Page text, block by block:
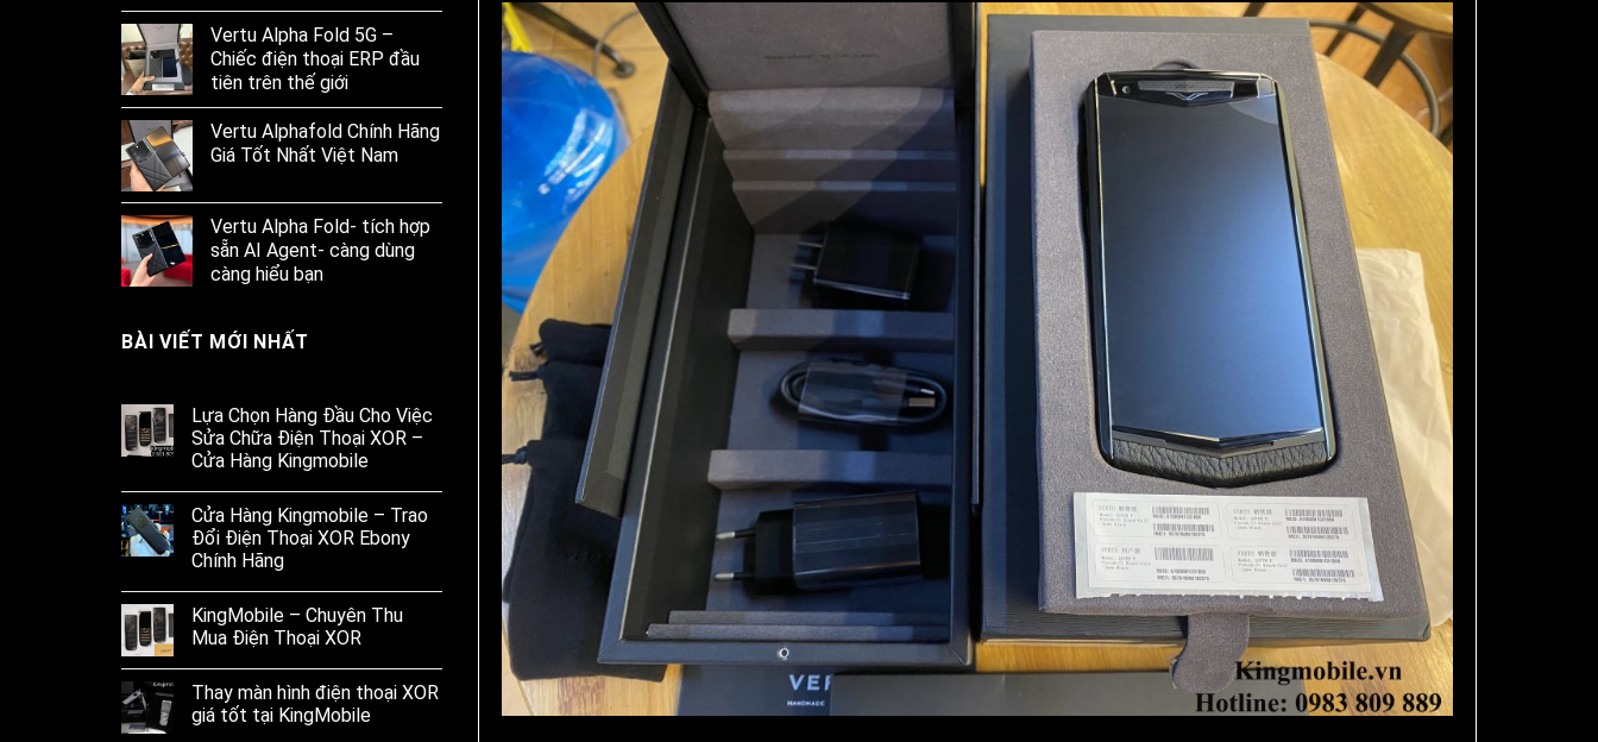
Vertu Alpha Fold 5G –
Chiếc điện thoại ERP đầu
tiên trên thế giới
Vertu Alphafold Chính Hãng
Giá Tốt Nhất Việt Nam
Vertu Alpha Fold- tích hợp
sẵn AI Agent- càng dùng
càng hiểu bạn
BÀI VIẾT MỚI NHẤT
Lựa Chọn Hàng Đầu Cho Việc
Sửa Chữa Điện Thoại XOR –
Cửa Hàng Kingmobile
Cửa Hàng Kingmobile – Trao
Đổi Điện Thoại XOR Ebony
Chính Hãng
KingMobile – Chuyên Thu
Mua Điện Thoại XOR
Thay màn hình điện thoại XOR
giá tốt tại KingMobile